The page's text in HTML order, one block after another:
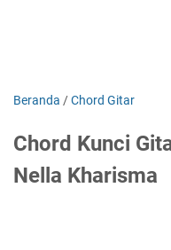
Beranda /Chord Gitar
Chord Kunci
Nella Kharisma